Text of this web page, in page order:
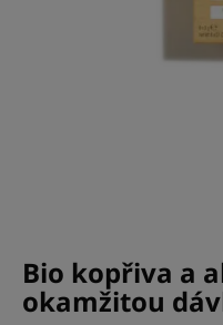
Bio kopřiva a
okamžitou